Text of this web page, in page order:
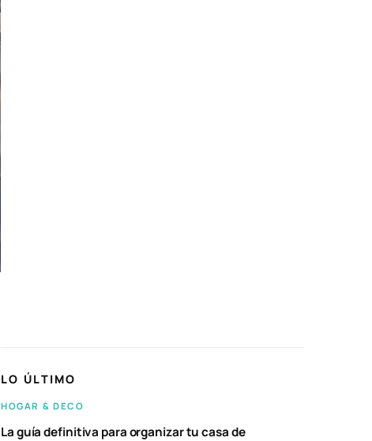
LO ÚLTIMO
HOGAR & DECO
La guía definitiva para organizar tu casa de